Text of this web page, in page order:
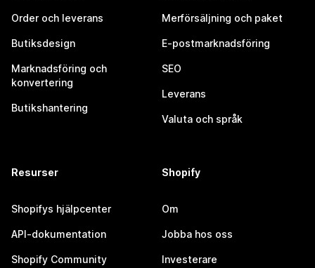
Order och leverans
Butiksdesign
Marknadsföring och
konvertering
Butikshantering
Merförsäljning och paket
E-postmarknadsföring
SEO
Leverans
Valuta och språk
Resurser
Shopifys hjälpcenter
API-dokumentation
Shopify Community
Shopify
Om
Jobba hos oss
Investerare